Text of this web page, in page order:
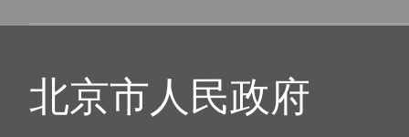
北京市人民政府